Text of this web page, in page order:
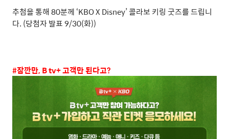
추첨을 통해80분께 ‘KBO X Disney’콜라보 키링 굿즈를 드립니
다. (당첨자 발표9/30(화))
#잠깐만, B tv+고객만 된다고?